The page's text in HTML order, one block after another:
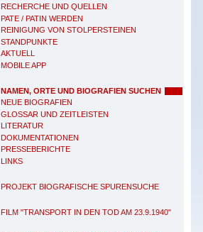
RECHERCHE UND QUELLEN
PATE / PATIN WERDEN
REINIGUNG VON STOLPERSTEINEN
STANDPUNKTE
AKTUELL
MOBILE APP
NAMEN, ORTE UND BIOGRAFIEN SUCHEN
NEUE BIOGRAFIEN
GLOSSAR UND ZEITLEISTEN
LITERATUR
DOKUMENTATIONEN
PRESSEBERICHTE
LINKS
PROJEKT BIOGRAFISCHE SPURENSUCHE
FILM "TRANSPORT IN DEN TOD AM 23.9.1940"